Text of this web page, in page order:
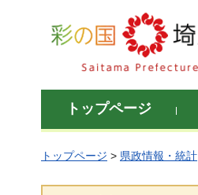
彩の国 埼玉県
トップページ
トップページ > 県政情報・統計